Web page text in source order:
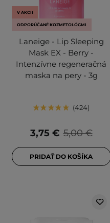
V AKCII
ODPORÚČANÉ KOZMETOLÓGMI
Laneige - Lip Sleeping
Mask EX - Berry -
Intenzívne regeneračná
maska na pery - 3g
424
5,00 €
3,75 €
PRIDAŤ DO KOŠÍKA